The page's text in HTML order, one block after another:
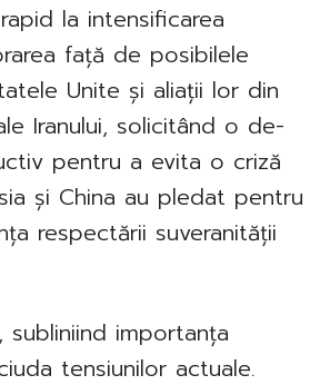
la intensificarea
față de posibilele
Unite și aliații lor din
Iranului, solicitând o de-
pentru a evita o criză
și China au pledat pentru
respectării suveranității
subliniind importanța
tensiunilor actuale.